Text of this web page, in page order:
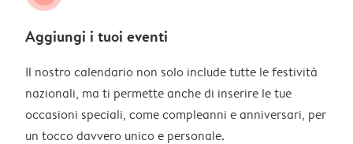
Aggiungi i tuoi eventi
Il nostro calendario non solo include tutte le festività
nazionali, ma ti permette anche di inserire le tue
occasioni speciali, come compleanni e anniversari, per
un tocco davvero unico e personale.